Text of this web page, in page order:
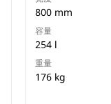
800 mm
容量
254 l
重量
176 kg